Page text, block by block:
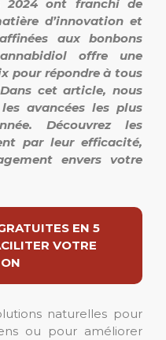
2024 ont franchi de
d’innovation et
aux bonbons
offre une
pour répondre à tous
cet article, nous
avancées les plus
Découvrez les
par leur efficacité,
envers votre
EN 5
VOTRE
naturelles pour
ou pour améliorer